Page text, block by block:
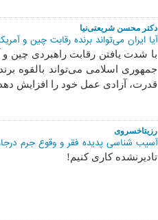
دکتر محسن شریعتی‌نیا
آیا ایران می‌تواند برنده رقابت چین و
با شدت یافتن رقابت راهبردی چین
جمهوری اسلامی می‌تواند بالقوه
قدرت، آزادی عمل خود را افزایش دهد
رزیتاخسروی
آسیب شناسی پدیده فقر و وقوع جرم
تادیرنشده کاری کنیم!